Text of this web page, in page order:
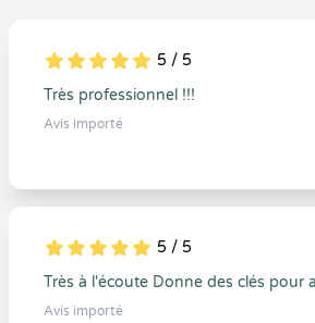
5
1
5
0 5 / 5
Très professionnel !!!
Avis importé
5
1
5
0 5 / 5
Très à l'écoute Donne des clés pour
Avis importé